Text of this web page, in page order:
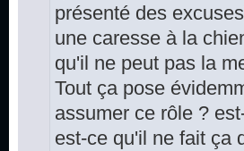
présenté des
une caresse à la
qu'il ne peut pas la
Tout ça pose
assumer ce rôle ?
est-ce qu'il ne fait ça